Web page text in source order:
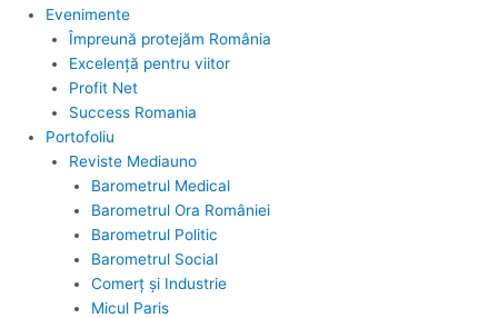
Evenimente
Împreună protejăm România
Excelență pentru viitor
Profit Net
Success Romania
Portofoliu
Reviste Mediauno
Barometrul Medical
Barometrul Ora României
Barometrul Politic
Barometrul Social
Comerț și Industrie
Micul Paris